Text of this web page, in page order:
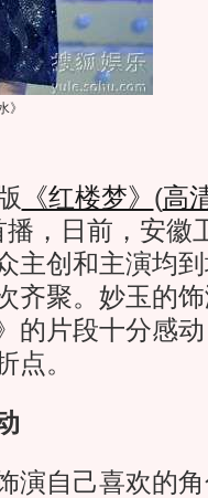
》
《红楼梦》 (高
，日前，安徽
主创和主演均
齐聚。妙玉的
的片段十分感
点。
自己喜欢的角